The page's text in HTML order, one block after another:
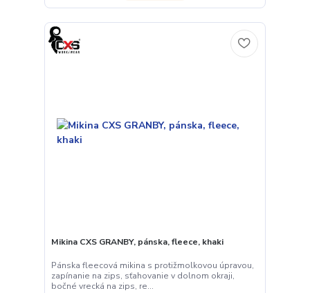
Mikina CXS GRANBY, pánska, fleece, khaki
Pánska fleecová mikina s protižmolkovou úpravou,
zapínanie na zips, sťahovanie v dolnom okraji,
bočné vrecká na zips, re...